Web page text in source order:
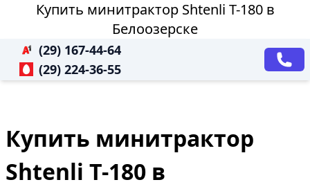
Купить минитрактор Shtenli T-180 в
Белоозерске
(29) 167-44-64
(29) 224-36-55
Купить минитрактор
Shtenli T-180 в